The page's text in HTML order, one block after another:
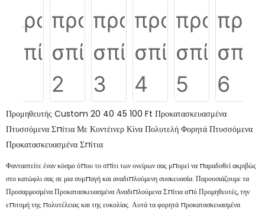
Προμηθευτής Custom 20 40 45 100 Ft Προκατασκευασμένα
Πτυσσόμενα Σπίτια Με Κοντέινερ Κίνα Πολυτελή Φορητά Πτυσσόμενα
Προκατασκευασμένα Σπίτια
Φανταστείτε έναν κόσμο όπου το σπίτι των ονείρων σας μπορεί να παραδοθεί ακριβώς
στο κατώφλι σας σε μια συμπαγή και αναδιπλούμενη συσκευασία. Παρουσιάζουμε τα
Προσαρμοσμένα Προκατασκευασμένα Αναδιπλούμενα Σπίτια από Προμηθευτές, την
επιτομή της πολυτέλειας και της ευκολίας. Αυτά τα φορητά προκατασκευασμένα